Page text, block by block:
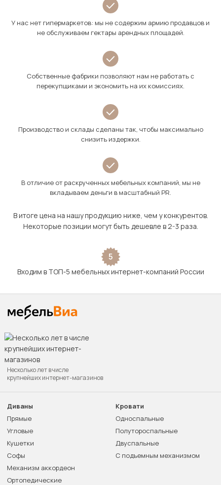
У нас нет гипермаркетов: мы не содержим армию продавцов и
не обслуживаем гектары арендных площадей.
Собственные фабрики позволяют нам не работать с
перекупщиками и экономить на их комиссиях.
Производство и склады сделаны так, чтобы максимально
снизить издержки.
В отличие от раскрученных мебельных компаний, мы не
вкладываем деньги в масштабный PR.
В итоге цена на нашу продукцию ниже, чем у конкурентов.
Некоторые позиции могут быть дешевле в 2-3 раза.
5
Входим в ТОП-5 мебельных интернет-компаний России
Несколько лет в числе
крупнейших интернет-магазинов
Диваны
Прямые
Угловые
Кушетки
Софы
Механизм аккордеон
Ортопедические
Кровати
Односпальные
Полутороспальные
Двуспальные
С подъемным механизмом